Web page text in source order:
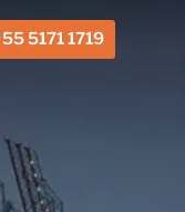
55 5171 1719